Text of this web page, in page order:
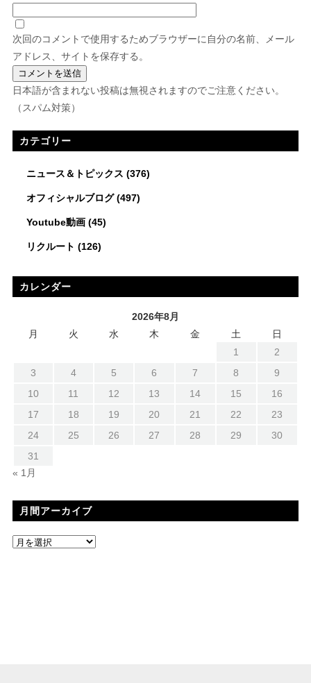
次回のコメントで使用するためブラウザーに自分の名前、メール
アドレス、サイトを保存する。
日本語が含まれない投稿は無視されますのでご注意ください。
（スパム対策）
カテゴリー
ニュース＆トピックス (376)
オフィシャルブログ(497)
Youtube動画(45)
リクルート (126)
カレンダー
2026年8月
月
火 水 木 金 土
日
1
2
3
4 5 6 7 8
9
10
11 12 13 14 15
16
17
18 19 20 21 22
23
24
25 26 27 28 29
30
31
« 1月
月間アーカイブ